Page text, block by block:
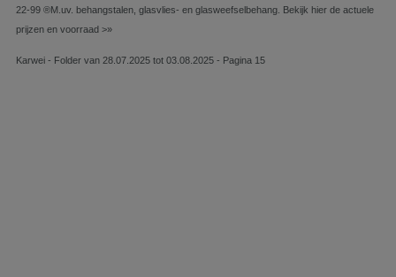
22-99 ®M.uv. behangstalen, glasvlies- en glasweefselbehang. Bekijk hier de actuele
prijzen en voorraad >»
Karwei - Folder van 28.07.2025 tot 03.08.2025 - Pagina 15